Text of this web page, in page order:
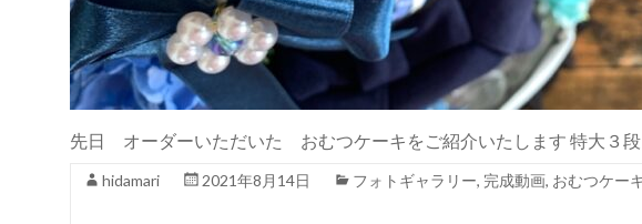
先日 オーダーいただいた おむつケーキをご紹介いたします 特大３段
hidamari 2021年8月14日 フォトギャラリー, 完成動画, おむつケー